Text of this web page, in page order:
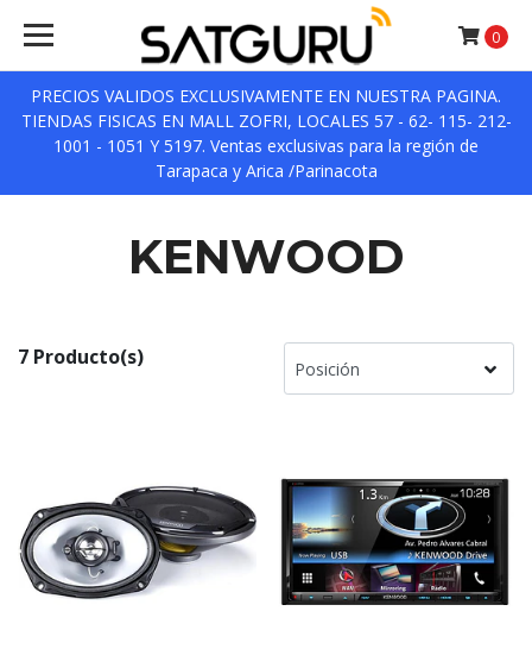
PRECIOS VALIDOS EXCLUSIVAMENTE EN NUESTRA PAGINA.
TIENDAS FISICAS EN MALL ZOFRI, LOCALES 57 - 62- 115- 212-
1001 - 1051 Y 5197. Ventas exclusivas para la región de
Tarapaca y Arica /Parinacota
0
KENWOOD
7 Producto(s)